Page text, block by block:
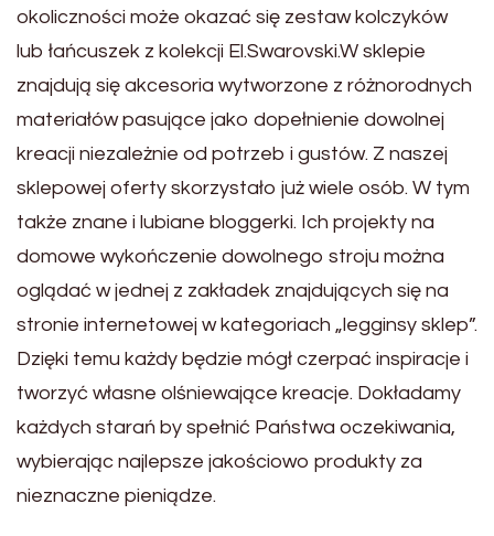
okoliczności może okazać się zestaw kolczyków
lub łańcuszek z kolekcji El.Swarovski.W sklepie
znajdują się akcesoria wytworzone z różnorodnych
materiałów pasujące jako dopełnienie dowolnej
kreacji niezależnie od potrzeb i gustów. Z naszej
sklepowej oferty skorzystało już wiele osób. W tym
także znane i lubiane bloggerki. Ich projekty na
domowe wykończenie dowolnego stroju można
oglądać w jednej z zakładek znajdujących się na
stronie internetowej w kategoriach „legginsy sklep”.
Dzięki temu każdy będzie mógł czerpać inspiracje i
tworzyć własne olśniewające kreacje. Dokładamy
każdych starań by spełnić Państwa oczekiwania,
wybierając najlepsze jakościowo produkty za
nieznaczne pieniądze.